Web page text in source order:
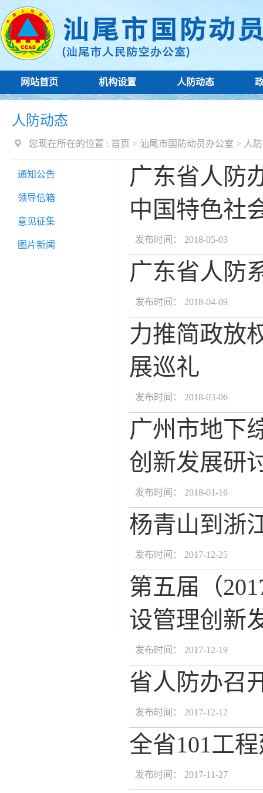
网站首页 机构设置 人防动态
人防动态
您现在所在的位置 : 首页 > 汕尾市国防动员办公室 > 人
通知公告
领导信箱
意见征集
图片新闻
广东省人防
中国特色社
发布时间： 2018-05-03
广东省人防
发布时间： 2018-04-09
力推简政放
展巡礼
发布时间： 2018-03-06
广州市地下
创新发展研
发布时间： 2018-01-16
杨青山到浙
发布时间： 2017-12-25
第五届（
设管理创新
发布时间： 2017-12-19
省人防办召
发布时间： 2017-12-12
全省101工
发布时间： 2017-11-27